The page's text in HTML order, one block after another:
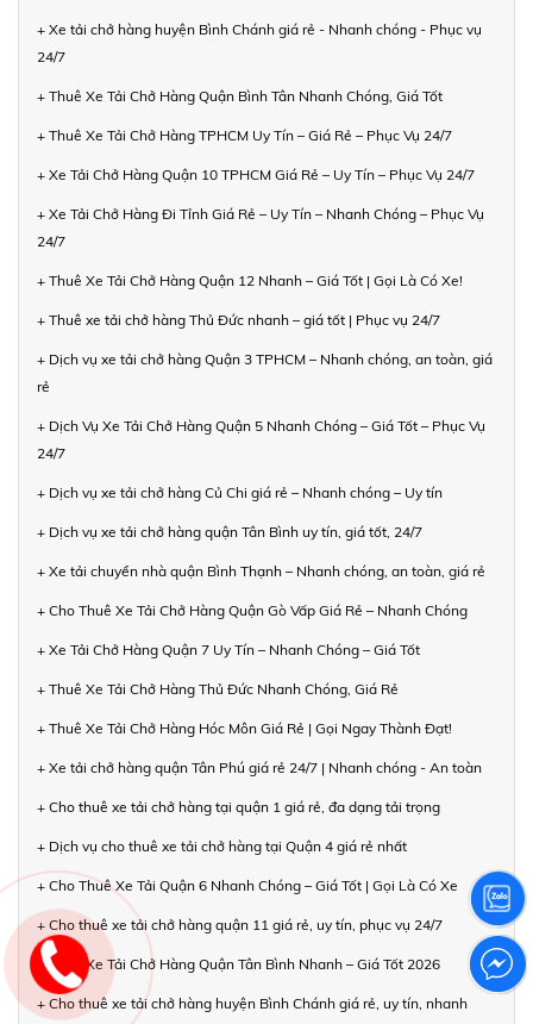
+ Xe tải chở hàng huyện Bình Chánh giá rẻ - Nhanh chóng - Phục vụ
24/7
+ Thuê Xe Tải Chở Hàng Quận Bình Tân Nhanh Chóng, Giá Tốt
+ Thuê Xe Tải Chở Hàng TPHCM Uy Tín – Giá Rẻ – Phục Vụ 24/7
+ Xe Tải Chở Hàng Quận 10 TPHCM Giá Rẻ – Uy Tín – Phục Vụ 24/7
+ Xe Tải Chở Hàng Đi Tỉnh Giá Rẻ – Uy Tín – Nhanh Chóng – Phục Vụ
24/7
+ Thuê Xe Tải Chở Hàng Quận 12 Nhanh – Giá Tốt | Gọi Là Có Xe!
+ Thuê xe tải chở hàng Thủ Đức nhanh – giá tốt | Phục vụ 24/7
+ Dịch vụ xe tải chở hàng Quận 3 TPHCM – Nhanh chóng, an toàn, giá
rẻ
+ Dịch Vụ Xe Tải Chở Hàng Quận 5 Nhanh Chóng – Giá Tốt – Phục Vụ
24/7
+ Dịch vụ xe tải chở hàng Củ Chi giá rẻ – Nhanh chóng – Uy tín
+ Dịch vụ xe tải chở hàng quận Tân Bình uy tín, giá tốt, 24/7
+ Xe tải chuyển nhà quận Bình Thạnh – Nhanh chóng, an toàn, giá rẻ
+ Cho Thuê Xe Tải Chở Hàng Quận Gò Vấp Giá Rẻ – Nhanh Chóng
+ Xe Tải Chở Hàng Quận 7 Uy Tín – Nhanh Chóng – Giá Tốt
+ Thuê Xe Tải Chở Hàng Thủ Đức Nhanh Chóng, Giá Rẻ
+ Thuê Xe Tải Chở Hàng Hóc Môn Giá Rẻ | Gọi Ngay Thành Đạt!
+ Xe tải chở hàng quận Tân Phú giá rẻ 24/7 | Nhanh chóng - An toàn
+ Cho thuê xe tải chở hàng tại quận 1 giá rẻ, đa dạng tải trọng
+ Dịch vụ cho thuê xe tải chở hàng tại Quận 4 giá rẻ nhất
+ Cho Thuê Xe Tải Quận 6 Nhanh Chóng – Giá Tốt | Gọi Là Có Xe
+ Cho thuê xe tải chở hàng quận 11 giá rẻ, uy tín, phục vụ 24/7
+ Thuê Xe Tải Chở Hàng Quận Tân Bình Nhanh – Giá Tốt 2026
+ Cho thuê xe tải chở hàng huyện Bình Chánh giá rẻ, uy tín, nhanh